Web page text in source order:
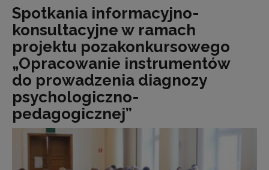
Spotkania informacyjno-
konsultacyjne w ramach
projektu pozakonkursowego
„Opracowanie instrumentów
do prowadzenia diagnozy
psychologiczno-
pedagogicznej”